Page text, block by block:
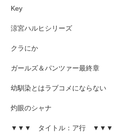
Key
涼宮ハルヒシリーズ
クラにか
ガールズ＆パンツァー最終章
幼馴染とはラブコメにならない
灼眼のシャナ
▼▼▼ タイトル：ア行 ▼▼▼